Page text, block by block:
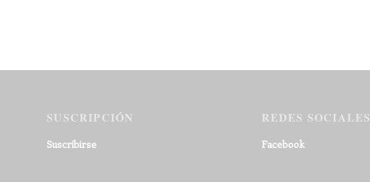
SUSCRIPCIÓN
Suscribirse
REDES SOCIALES
Facebook